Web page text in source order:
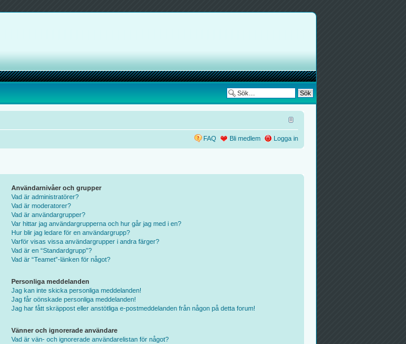
FAQ Bli medlem Logga in
Användarnivåer och grupper
Vad är administratörer?
Vad är moderatorer?
Vad är användargrupper?
Var hittar jag användargrupperna och hur går jag med i en?
Hur blir jag ledare för en användargrupp?
Varför visas vissa användargrupper i andra färger?
Vad är en “Standardgrupp”?
Vad är “Teamet”-länken för något?
Personliga meddelanden
Jag kan inte skicka personliga meddelanden!
Jag får oönskade personliga meddelanden!
Jag har fått skräppost eller anstötliga e-postmeddelanden från någon på detta forum!
Vänner och ignorerade användare
Vad är vän- och ignorerade användarelistan för något?